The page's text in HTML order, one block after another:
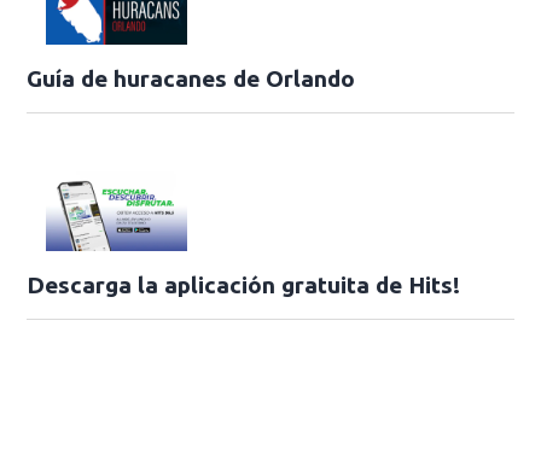
Guía de huracanes de Orlando
Descarga la aplicación gratuita de Hits!